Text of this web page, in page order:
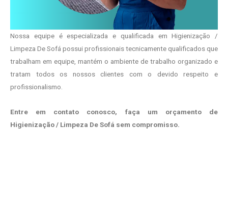
Nossa equipe é especializada e qualificada em Higienização /
Limpeza De Sofá possui profissionais tecnicamente qualificados que
trabalham em equipe, mantém o ambiente de trabalho organizado e
tratam todos os nossos clientes com o devido respeito e
profissionalismo.
Entre em contato conosco, faça um orçamento de
Higienização / Limpeza De Sofá sem compromisso.